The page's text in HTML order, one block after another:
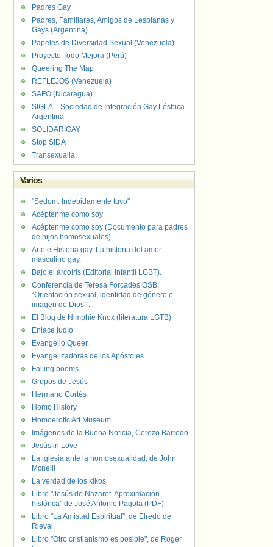
Padres Gay
Padres, Familiares, Amigos de Lesbianas y
Gays (Argentina)
Papeles de Diversidad Sexual (Venezuela)
Proyecto Todo Mejora (Perú)
Queering The Map
REFLEJOS (Venezuela)
SAFO (Nicaragua)
SIGLA – Sociedad de Integración Gay Lésbica
Argentina
SOLIDARIGAY
Stop SIDA
Transexualia
Varios
"Sedom. Indebidamente tuyo"
Acéptenme como soy
Acéptenme como soy (Documento para padres
de hijos homosexuales)
Arte e Historia gay. La historia del amor
masculino gay.
Bajo el arcoíris (Editorial infantil LGBT).
Conferencia de Teresa Forcades OSB:
“Orientación sexual, identidad de género e
imagen de Dios” .
El Blog de Nimphie Knox (literatura LGTB)
Enlace judío
Evangelio Queer.
Evangelizadoras de los Apóstoles
Falling poems
Grupos de Jesús
Hermano Cortés
Homo History
Homoerotic Art Museum
Imágenes de la Buena Noticia, Cerezo Barredo
Jesús in Love
La iglesia ante la homosexualidad, de John
Mcneill
La verdad de los kikos
Libro "Jesús de Nazaret. Aproximación
histórica" de José Antonio Pagola (PDF)
Libro "La Amistad Espiritual", de Elredo de
Rieval.
Libro "Otro cristianismo es posible", de Roger